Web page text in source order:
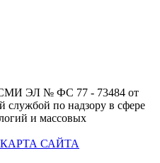
СМИ ЭЛ № ФС 77 - 73484 от
службой по надзору в сфере
и массовых
КАРТА САЙТА